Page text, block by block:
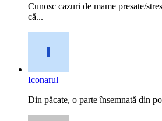
Cunosc cazuri de mame presate/
că...
Iconarul
Din păcate, o parte însemnată din